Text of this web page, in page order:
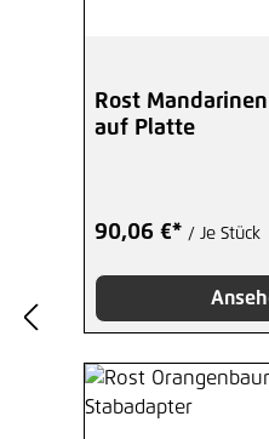
Rost
auf Platte
90,06 €* / Je Stück